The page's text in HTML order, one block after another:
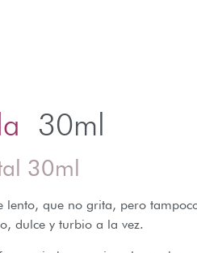
30ml
30ml
que no grita, pero
dulce y turbio a la vez.